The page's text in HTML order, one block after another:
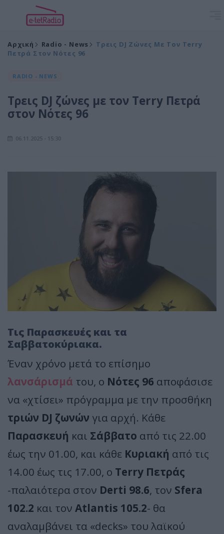
Αρχική Radio - News
Τρεις DJ Ζώνες Με Τον Terry
Πετρά Στον Νότες 96
RADIO - NEWS
Τρεις DJ ζώνες με τον Terry Πετρά
στον Νότες 96
06.11.2025 - 15:30
Τις Παρασκευές και τα
Σαββατοκύριακα.
Έναν χρόνο μετά το επίσημο
λανσάρισμά του, ο Νότες 96 αποφάσισε
να «χτίσει» πρόγραμμα με την προσθήκη
τριών DJ ζωνών για αρχή. Κάθε
Παρασκευή και Σάββατο από τις 22.00
έως την 01.00, και κάθε Κυριακή από τις
14.00 έως τις 17.00, ο Terry Πετράς
-παλαιότερα στον Derti 98.6, τον Sfera
102.2 και τον Atlantis 105.2- θα
αναλαμβάνει τα «decks» του λαϊκού